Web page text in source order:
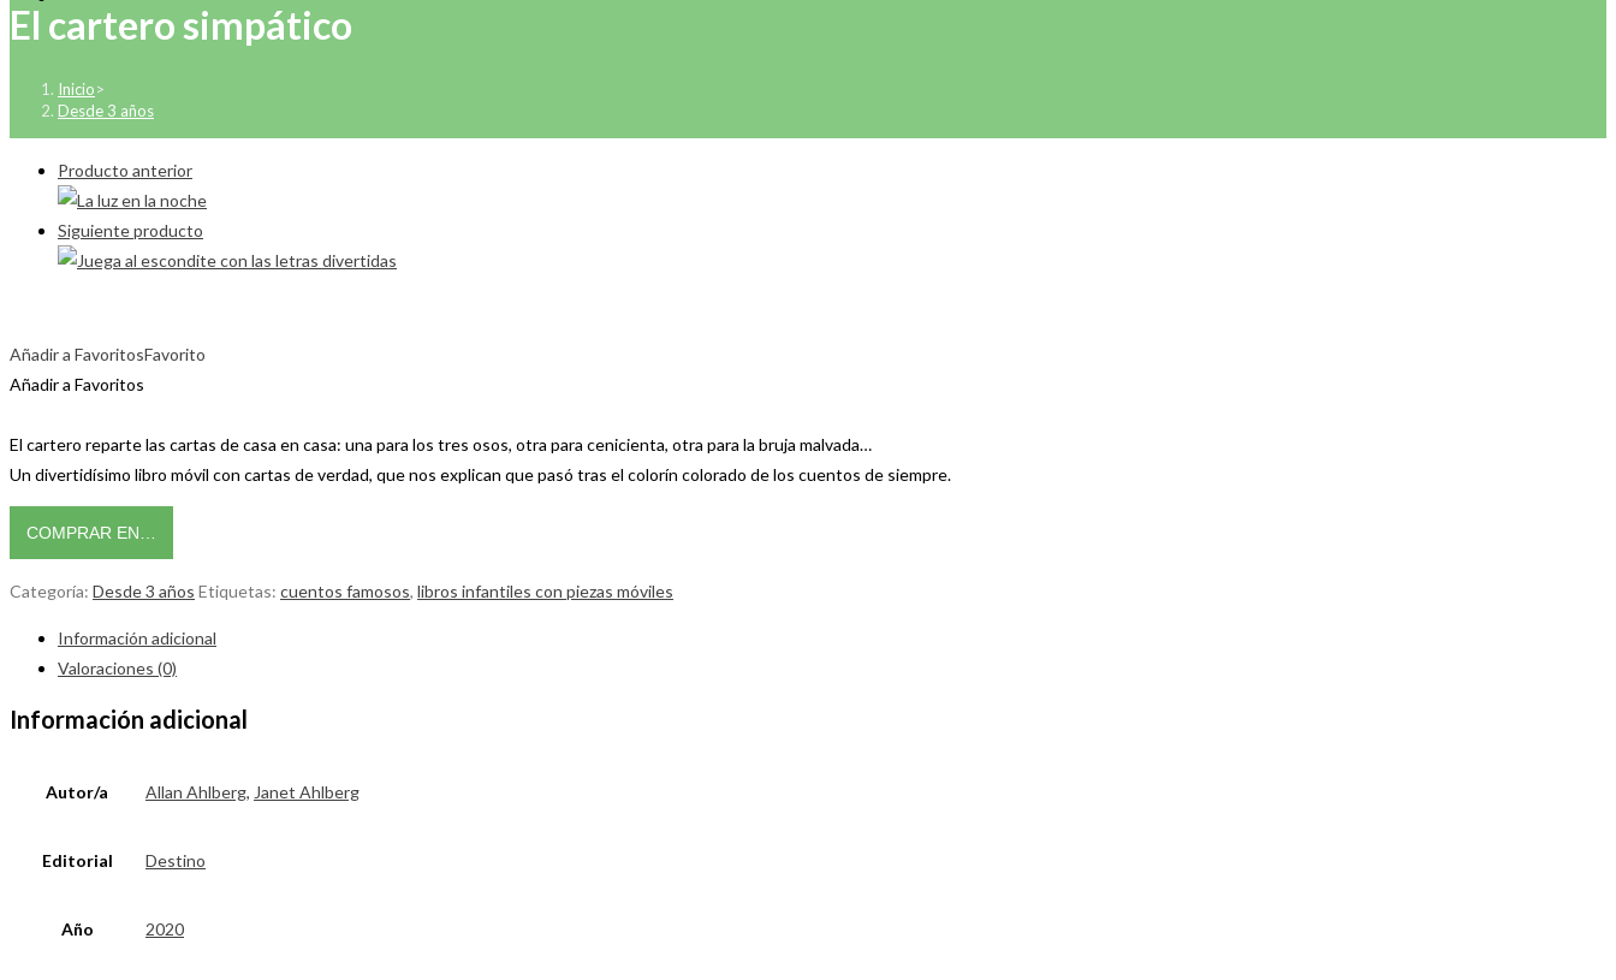
El cartero simpático
Inicio>
Desde 3 años
Producto anterior
Siguiente producto
Añadir a FavoritosFavorito
Añadir a Favoritos
El cartero reparte las cartas de casa en casa: una para los tres osos, otra para cenicienta, otra para la bruja malvada…
Un divertidísimo libro móvil con cartas de verdad, que nos explican que pasó tras el colorín colorado de los cuentos de siempre.
COMPRAR EN…
Categoría: Desde 3 años Etiquetas: cuentos famosos, libros infantiles con piezas móviles
Información adicional
Valoraciones (0)
Información adicional
Autor/a Allan Ahlberg, Janet Ahlberg
Editorial Destino
Año 2020